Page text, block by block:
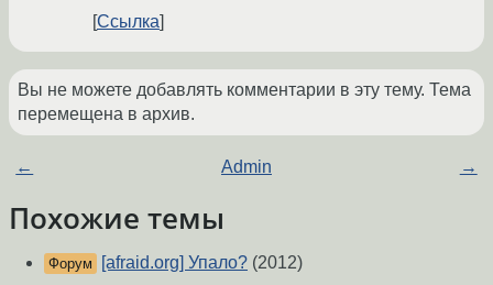
Ссылка
Вы не можете добавлять комментарии в эту тему. Тема
перемещена в архив.
← Admin →
Похожие темы
Форум [afraid.org] Упало? (2012)